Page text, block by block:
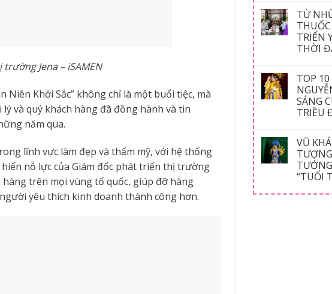
Jena – iSAMEN
Niên Khởi Sắc” không chỉ là một buổi tiệc, mà
và quý khách hàng đã đồng hành và tin
năm qua.
lĩnh vực làm đẹp và thẩm mỹ, với hệ thống
nỗ lực của Giám đốc phát triển thị trường
hàng trên mọi vùng tổ quốc, giúp đỡ hàng
yêu thích kinh doanh thành công hơn.
TỪ
TRIỂN
THỜI
TOP
SÁNG
TRIỀU
VŨ
“TUỔI